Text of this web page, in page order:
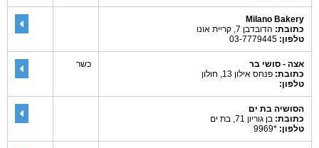
Milano Bakery
כתובת: הדובדבן 7, קריית אונו
טלפון:
אצה - סושי בר
כתובת: פנחס אילון 13, חולון
טלפון:
כשר
הסושיה בת ים
כתובת: בן גוריון 71, בת ים
טלפון: *9969